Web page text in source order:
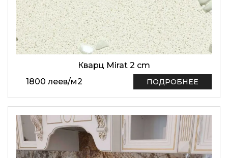
Кварц Mirat 2 cm
1800 леев/м2 ПОДРОБНЕЕ